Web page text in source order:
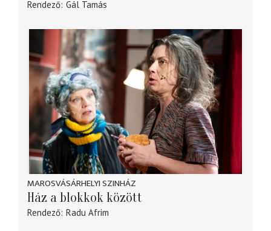
Rendező Gál Tamás
MAROSVÁSÁRHELYI SZINHÁZ
Ház a blokkok között
Rendező Radu Afrim